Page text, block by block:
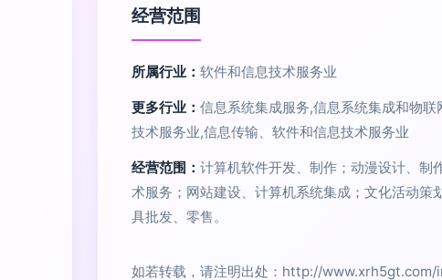
经营范围
所属行业： 软件和信息技术服务业
更多行业： 信息系统集成服务,信息系统集成和物联
技术服务业,信息传输、软件和信息技术服务业
经营范围： 计算机软件开发、制作；动漫设计、制
术服务；网站建设、计算机系统集成；文化活动策
具批发、零售。
如若转载，请注明出处：http://